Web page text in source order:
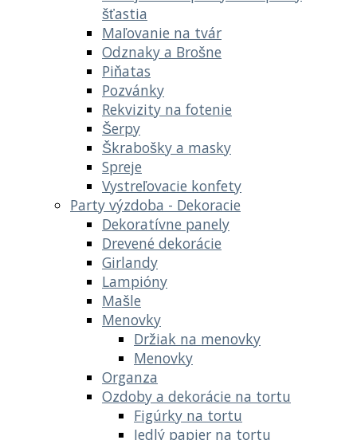
šťastia
Maľovanie na tvár
Odznaky a Brošne
Piňatas
Pozvánky
Rekvizity na fotenie
Šerpy
Škrabošky a masky
Spreje
Vystreľovacie konfety
Party výzdoba - Dekoracie
Dekoratívne panely
Drevené dekorácie
Girlandy
Lampióny
Mašle
Menovky
Držiak na menovky
Menovky
Organza
Ozdoby a dekorácie na tortu
Figúrky na tortu
Jedlý papier na tortu